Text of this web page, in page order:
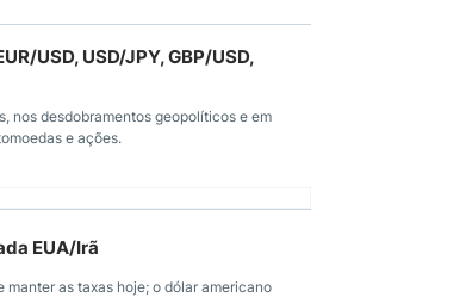
USD, USD/JPY, GBP/USD,
nos desdobramentos geopolíticos e em
e ações.
EUA/Irã
as taxas hoje; o dólar americano